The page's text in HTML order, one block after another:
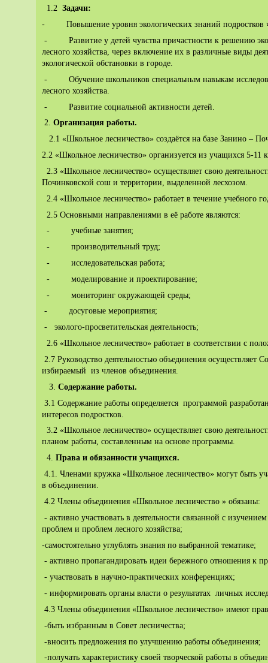
1.2 Задачи:
- Повышение уровня экологических знаний подростков
- Развитие у детей чувства причастности к решению
лесного хозяйства, через включение их в различные виды
экологической обстановки в городе.
- Обучение школьников специальным навыкам
лесного хозяйства.
- Развитие социальной активности детей.
2. Организация работы.
2.1 «Школьное лесничество» создаётся на базе Занино –
2.2 «Школьное лесничество» организуется из учащихся 5-11
2.3 «Школьное лесничество» осуществляет свою
Починковской сош и территории, выделенной лесхозом.
2.4 «Школьное лесничество» работает в течение учебного
2.5 Основными направлениями в её работе являются:
- учебные занятия;
- производительный труд;
- исследовательская работа;
- моделирование и проектирование;
- мониторинг окружающей среды;
- досуговые мероприятия;
- эколого-просветительская деятельность;
2.6 «Школьное лесничество» работает в соответствии с
2.7 Руководство деятельностью объединения осуществляет
избираемый из членов объединения.
3. Содержание работы.
3.1 Содержание работы определяется программой
интересов подростков.
3.2 «Школьное лесничество» осуществляет свою
планом работы, составленным на основе программы.
4. Права и обязанности учащихся.
4.1. Членами кружка «Школьное лесничество» могут быть
в объединении.
4.2 Члены объединения «Школьное лесничество » обязаны:
- активно участвовать в деятельности связанной с
проблем и проблем лесного хозяйства;
-самостоятельно углублять знания по выбранной тематике;
- активно пропагандировать идеи бережного отношения к
- участвовать в научно-практических конференциях;
- информировать органы власти о результатах личных
4.3 Члены объединения «Школьное лесничество» имеют
-быть избранным в Совет лесничества;
-вносить предложения по улучшению работы объединения;
-получать характеристику своей творческой работы в